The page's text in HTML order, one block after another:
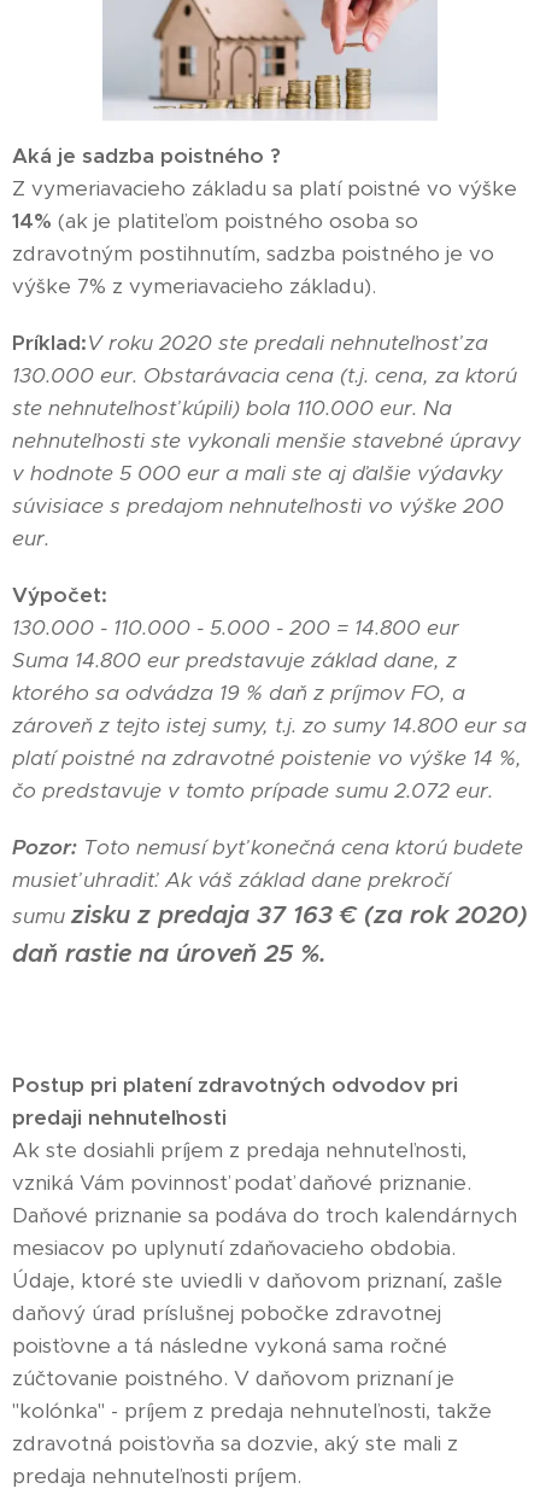
Aká je sadzba poistného ?
Z vymeriavacieho základu sa platí poistné vo výške
14% (ak je platiteľom poistného osoba so
zdravotným postihnutím, sadzba poistného je vo
výške 7% z vymeriavacieho základu).
Príklad:V roku 2020 ste predali nehnuteľnosť za
130.000 eur. Obstarávacia cena (t.j. cena, za ktorú
ste nehnuteľnosť kúpili) bola 110.000 eur. Na
nehnuteľnosti ste vykonali menšie stavebné úpravy
v hodnote 5 000 eur a mali ste aj ďalšie výdavky
súvisiace s predajom nehnuteľnosti vo výške 200
eur.
Výpočet:
130.000 - 110.000 - 5.000 - 200 = 14.800 eur
Suma 14.800 eur predstavuje základ dane, z
ktorého sa odvádza 19 % daň z príjmov FO, a
zároveň z tejto istej sumy, t.j. zo sumy 14.800 eur sa
platí poistné na zdravotné poistenie vo výške 14 %,
čo predstavuje v tomto prípade sumu 2.072 eur.
Pozor: Toto nemusí byť konečná cena ktorú budete
musieť uhradiť. Ak váš základ dane prekročí
sumu zisku z predaja 37 163 € (za rok 2020)
daň rastie na úroveň 25 %.
Postup pri platení zdravotných odvodov pri
predaji nehnuteľnosti
Ak ste dosiahli príjem z predaja nehnuteľnosti,
vzniká Vám povinnosť podať daňové priznanie.
Daňové priznanie sa podáva do troch kalendárnych
mesiacov po uplynutí zdaňovacieho obdobia.
Údaje, ktoré ste uviedli v daňovom priznaní, zašle
daňový úrad príslušnej pobočke zdravotnej
poisťovne a tá následne vykoná sama ročné
zúčtovanie poistného. V daňovom priznaní je
"kolónka" - príjem z predaja nehnuteľnosti, takže
zdravotná poisťovňa sa dozvie, aký ste mali z
predaja nehnuteľnosti príjem.